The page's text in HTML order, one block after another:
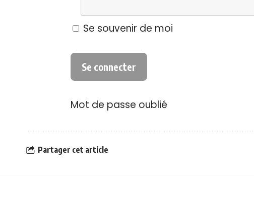
Se souvenir de moi
Mot de passe oublié
Partager cet article